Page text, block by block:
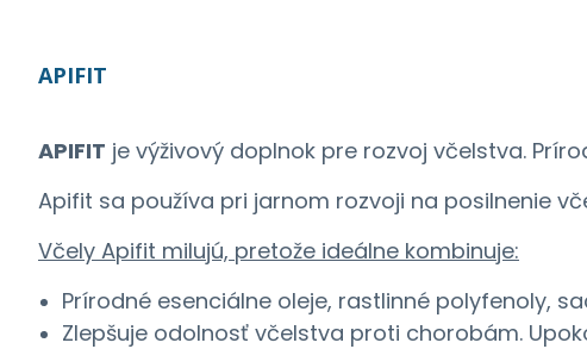
APIFIT
APIFIT je výživový doplnok pre rozvoj včelstva.
Apifit sa používa pri jarnom rozvoji na posilnenie
Včely Apifit milujú, pretože ideálne kombinuje:
Prírodné esenciálne oleje, rastlinné polyfenoly,
Zlepšuje odolnosť včelstva proti chorobám.